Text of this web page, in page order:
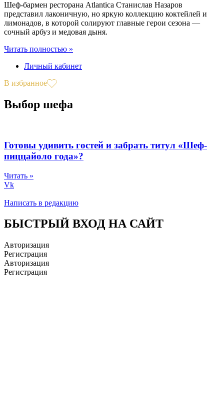
Шеф-бармен ресторана Atlantica Станислав Назаров
представил лаконичную, но яркую коллекцию коктейлей и
лимонадов, в которой солируют главные герои сезона —
сочный арбуз и медовая дыня.
Читать полностью »
Личный кабинет
В избранное
Выбор шефа
Готовы удивить гостей и забрать титул «Шеф-
пиццайоло года»?
Читать »
Vk
Написать в редакцию
БЫСТРЫЙ ВХОД НА САЙТ
Авторизация
Регистрация
Авторизация
Регистрация